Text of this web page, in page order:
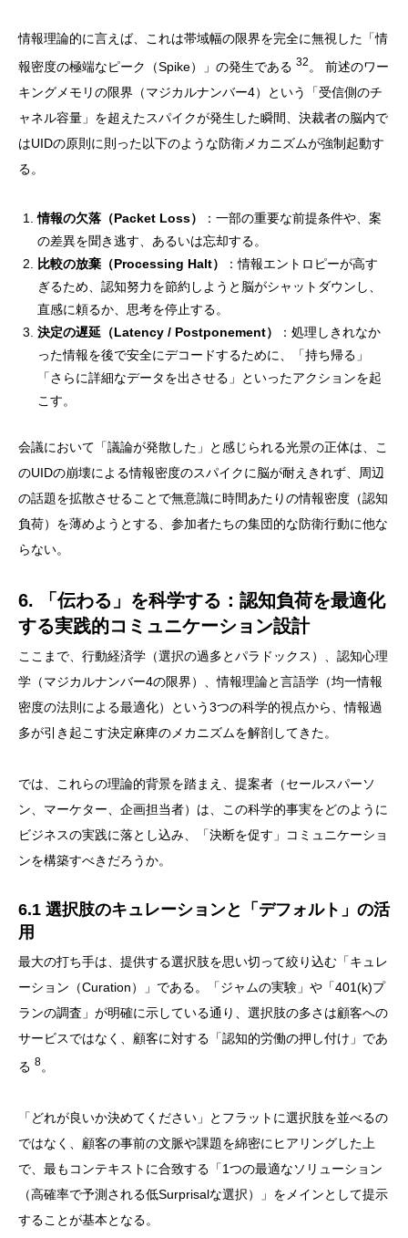
情報理論的に言えば、これは帯域幅の限界を完全に無視した「情
報密度の極端なピーク（Spike）」の発生である 32 。 前述のワー
キングメモリの限界（マジカルナンバー4）という「受信側のチ
ャネル容量」を超えたスパイクが発生した瞬間、決裁者の脳内で
はUIDの原則に則った以下のような防衛メカニズムが強制起動す
る。
情報の欠落（Packet Loss）
：一部の重要な前提条件や、案
の差異を聞き逃す、あるいは忘却する。
比較の放棄（Processing Halt）
：情報エントロピーが高す
ぎるため、認知努力を節約しようと脳がシャットダウンし、
直感に頼るか、思考を停止する。
決定の遅延（Latency / Postponement）
：処理しきれなか
った情報を後で安全にデコードするために、「持ち帰る」
「さらに詳細なデータを出させる」といったアクションを起
こす。
会議において「議論が発散した」と感じられる光景の正体は、こ
のUIDの崩壊による情報密度のスパイクに脳が耐えきれず、周辺
の話題を拡散させることで無意識に時間あたりの情報密度（認知
負荷）を薄めようとする、参加者たちの集団的な防衛行動に他な
らない。
6. 「伝わる」を科学する：認知負荷を最適化
する実践的コミュニケーション設計
ここまで、行動経済学（選択の過多とパラドックス）、認知心理
学（マジカルナンバー4の限界）、情報理論と言語学（均一情報
密度の法則による最適化）という3つの科学的視点から、情報過
多が引き起こす決定麻痺のメカニズムを解剖してきた。
では、これらの理論的背景を踏まえ、提案者（セールスパーソ
ン、マーケター、企画担当者）は、この科学的事実をどのように
ビジネスの実践に落とし込み、「決断を促す」コミュニケーショ
ンを構築すべきだろうか。
6.1 選択肢のキュレーションと「デフォルト」の活
用
最大の打ち手は、提供する選択肢を思い切って絞り込む「キュレ
ーション（Curation）」である。「ジャムの実験」や「401(k)プ
ランの調査」が明確に示している通り、選択肢の多さは顧客への
サービスではなく、顧客に対する「認知的労働の押し付け」であ
る 8。
「どれが良いか決めてください」とフラットに選択肢を並べるの
ではなく、顧客の事前の文脈や課題を綿密にヒアリングした上
で、最もコンテキストに合致する「1つの最適なソリューション
（高確率で予測される低Surprisalな選択）」をメインとして提示
することが基本となる。